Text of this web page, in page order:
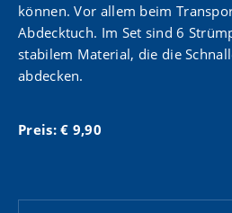
können. Vor allem beim
Abdecktuch. Im Set sind 6
stabilem Material, die die
abdecken.
Preis: € 9,90